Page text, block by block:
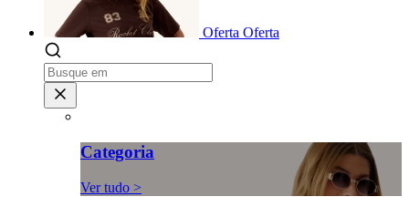
Oferta Oferta
Categoria
Ver tudo >